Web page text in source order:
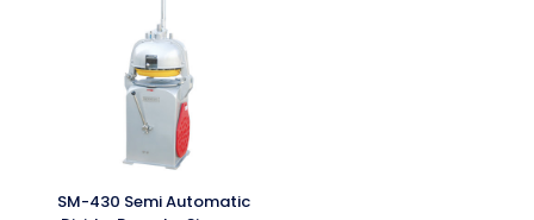
SM-430 Semi Automatic